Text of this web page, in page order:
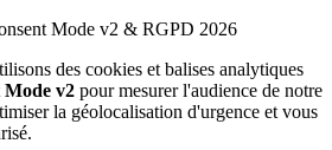
Mode v2 & RGPD 2026
des cookies et balises analytiques
Mode v2 pour mesurer l'audience de notre
la géolocalisation d'urgence et vous